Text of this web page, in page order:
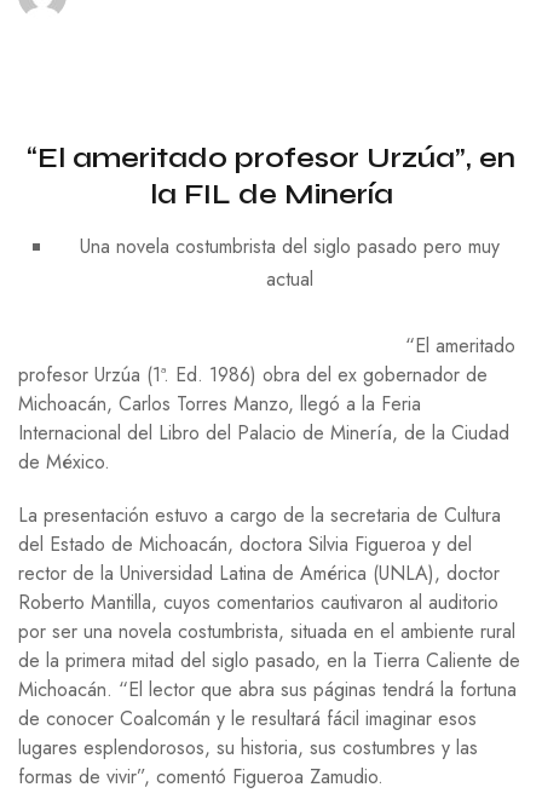
“El ameritado profesor Urzúa”, en
la FIL de Minería
Una novela costumbrista del siglo pasado pero muy
actual
“El ameritado
profesor Urzúa (1ª. Ed. 1986) obra del ex gobernador de
Michoacán, Carlos Torres Manzo, llegó a la Feria
Internacional del Libro del Palacio de Minería, de la Ciudad
de México.
La presentación estuvo a cargo de la secretaria de Cultura
del Estado de Michoacán, doctora Silvia Figueroa y del
rector de la Universidad Latina de América (UNLA), doctor
Roberto Mantilla, cuyos comentarios cautivaron al auditorio
por ser una novela costumbrista, situada en el ambiente rural
de la primera mitad del siglo pasado, en la Tierra Caliente de
Michoacán. “El lector que abra sus páginas tendrá la fortuna
de conocer Coalcomán y le resultará fácil imaginar esos
lugares esplendorosos, su historia, sus costumbres y las
formas de vivir”, comentó Figueroa Zamudio.